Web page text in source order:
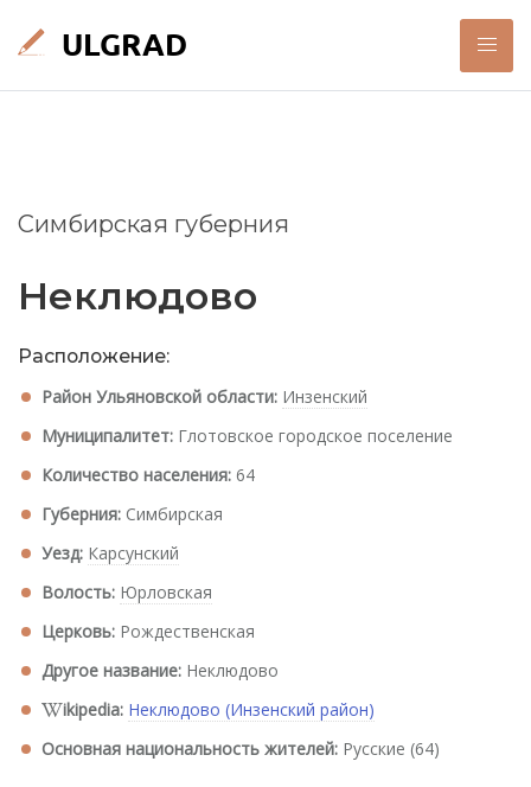
Симбирская губерния
Неклюдово
Расположение:
Район Ульяновской области: Инзенский
Муниципалитет: Глотовское городское поселение
Количество населения: 64
Губерния: Симбирская
Уезд: Карсунский
Волость: Юрловская
Церковь: Рождественская
Другое название: Неклюдово
ikipedia: Неклюдово (Инзенский район)
Основная национальность жителей: Русские (64)